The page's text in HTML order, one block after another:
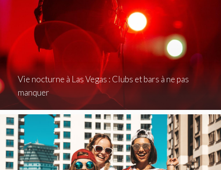
Vie nocturne à Las Vegas : Clubs et bars à ne pas
manquer